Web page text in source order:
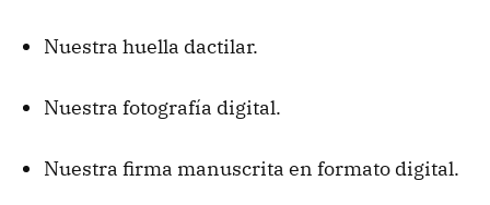
Nuestra huella dactilar.
Nuestra fotografía digital.
Nuestra firma manuscrita en formato digital.